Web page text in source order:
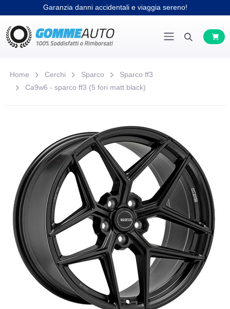
Garanzia danni accidentali e viaggia sereno!
Home Cerchi Sparco
Sparco ff3
Ca9w6 - sparco ff3 (5 fori matt black)